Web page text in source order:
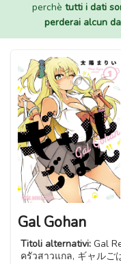
perchè tutti i dati
perderai alcun
Gal Gohan
Titoli alternativi: Gal
ครัวสาวแกล, ギャルご